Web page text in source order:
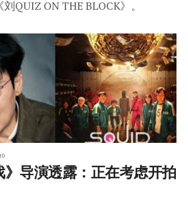
QUIZ ON THE BLOCK》。
》导演透露：正在考虑开拍